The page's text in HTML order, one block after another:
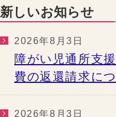
新しいお知らせ
2026年8月3日
障がい児通所支
費の返還請求に
2026年8月3日